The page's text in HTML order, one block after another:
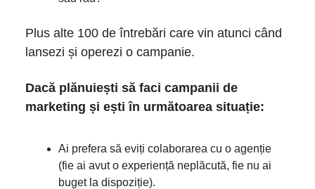
Plus alte 100 de întrebări care vin atunci când
lansezi și operezi o campanie.
Dacă plănuiești să faci campanii de
marketing și ești în următoarea situație:
Ai prefera să eviți colaborarea cu o agenție
(fie ai avut o experiență neplăcută, fie nu ai
buget la dispoziție).